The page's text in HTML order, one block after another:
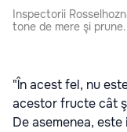
Inspectorii
tone de mere şi prune.
"În acest fel, nu
acestor fructe cât
De asemenea,